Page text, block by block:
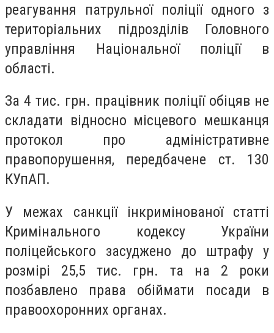
реагування патрульної поліції одного з
територіальних підрозділів Головного
управління Національної поліції в
області.
За 4 тис. грн. працівник поліції обіцяв не
складати відносно місцевого мешканця
протокол про адміністративне
правопорушення, передбачене ст. 130
КУпАП.
У межах санкції інкримінованої статті
Кримінального кодексу України
поліцейського засуджено до штрафу у
розмірі 25,5 тис. грн. та на 2 роки
позбавлено права обіймати посади в
правоохоронних органах.